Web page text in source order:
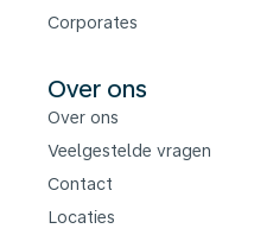
Corporates
Over ons
Over ons
Veelgestelde vragen
Contact
Locaties